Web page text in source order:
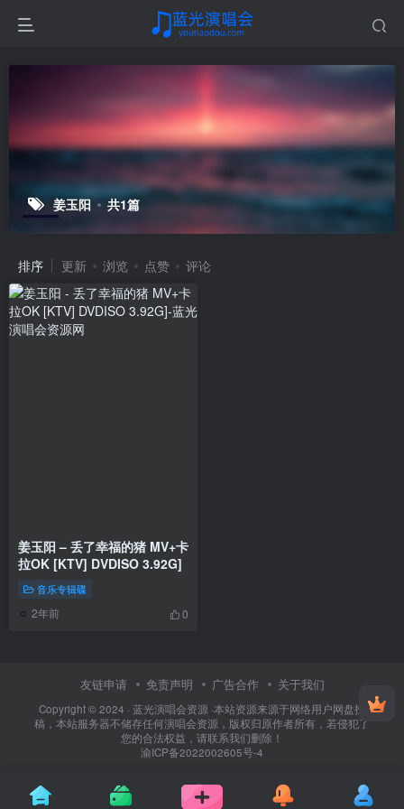
姜玉阳 共1篇
排序 更新 浏览 点赞 评论
姜玉阳 – 丢了幸福的猪 MV+卡
拉OK [KTV] DVDISO 3.92G]
音乐专辑碟
2年前 0
友链申请 免责声明 广告合作 关于我们
Copyright © 2024 · 蓝光演唱会资源 ·本站资源来源于网络用户网盘投
稿，本站服务器不储存任何演唱会资源，版权归原作者所有，若侵犯了
您的合法权益，请联系我们删除！
渝ICP备2022002605号-4